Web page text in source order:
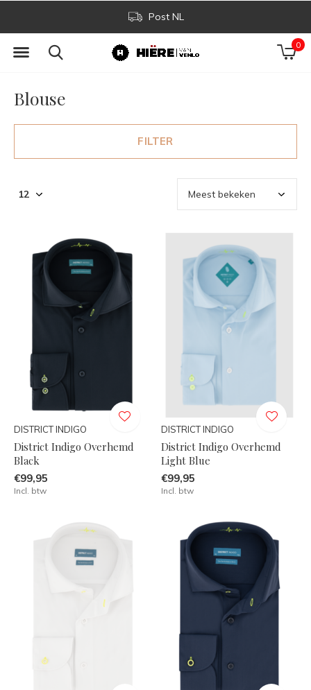
0
Post NL
Blouse
FILTER
DISTRICT INDIGO
District Indigo Overhemd
Black
€99,95
Incl. btw
DISTRICT INDIGO
District Indigo Overhemd
Light Blue
€99,95
Incl. btw